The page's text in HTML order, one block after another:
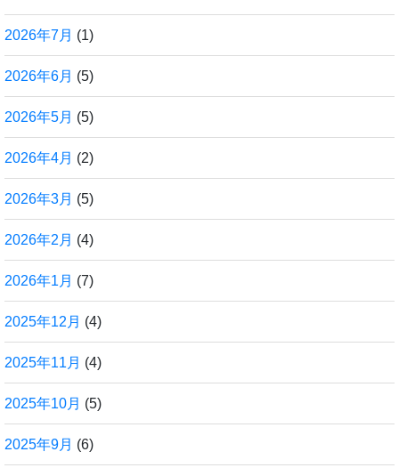
2026年7月 (1)
2026年6月 (5)
2026年5月 (5)
2026年4月 (2)
2026年3月 (5)
2026年2月 (4)
2026年1月 (7)
2025年12月 (4)
2025年11月 (4)
2025年10月 (5)
2025年9月 (6)